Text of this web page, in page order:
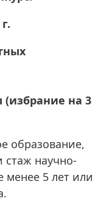
(избрание на 3
образование,
стаж научно-
менее 5 лет или